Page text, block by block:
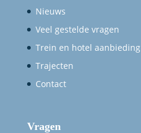
Nieuws
Veel gestelde vragen
Trein en hotel aanbieding
Trajecten
Contact
Vragen